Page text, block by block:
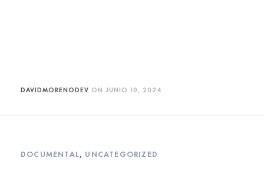
DAVIDMORENODEV ON JUNIO 10, 2024
DOCUMENTAL, UNCATEGORIZED